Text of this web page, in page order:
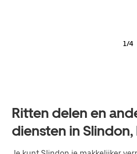
1/4
Ritten delen en
diensten in